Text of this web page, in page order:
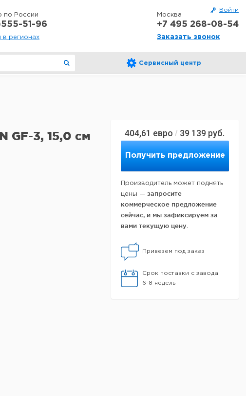
Войти
по России
51-96
в регионах
Москва
+7 495 268-08-54
Заказать звонок
Сервисный центр
404,61 евро / 39 139 руб.
Получить предложение
Производитель может поднять
цены — запросите
коммерческое предложение
сейчас, и мы зафиксируем за
вами текущую цену.
Привезем под заказ
Срок поставки с завода
6-8 недель
GF-3, 15,0 см